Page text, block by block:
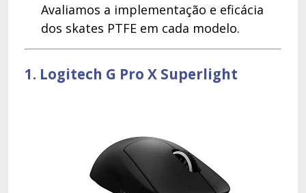
Avaliamos a implementação e eficácia
dos skates PTFE em cada modelo.
1. Logitech G Pro X Superlight